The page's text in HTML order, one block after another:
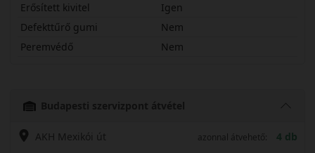
Erősített kivitel
Igen
Defekttűrő gumi
Nem
Peremvédő
Nem
Budapesti szervizpont átvétel
AKH Mexikói út azonnal átvehető: 4 db